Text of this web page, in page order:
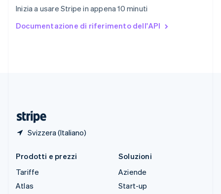
Inizia a usare Stripe in appena 10 minuti
Documentazione di riferimento dell'API
Svizzera (Italiano)
EspañolEnglish
English Español 简体中文
Prodotti e prezzi
Tariffe
Atlas
Soluzioni
Aziende
Start-up